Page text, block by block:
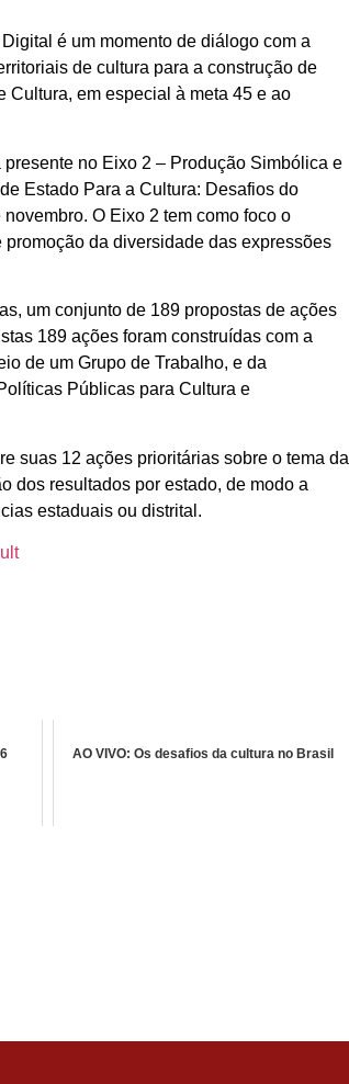
é um momento de diálogo com a
de cultura para a construção de
em especial à meta 45 e ao
no Eixo 2 – Produção Simbólica e
Estado Para a Cultura: Desafios do
O Eixo 2 tem como foco o
da diversidade das expressões
um conjunto de 189 propostas de ações
189 ações foram construídas com a
de um Grupo de Trabalho, e da
Públicas para Cultura e
suas 12 ações prioritárias sobre o tema da
dos resultados por estado, de modo a
estaduais ou distrital.
AO VIVO: Os desafios da cultura no Brasil